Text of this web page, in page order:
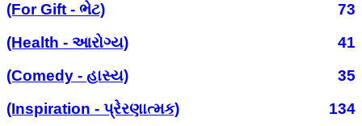
(For Gift - ભેટ)
73
(Health - આરોગ્ય)
41
(Comedy - હાસ્ય)
35
(Inspiration - પ્રેરણાત્મક)
134